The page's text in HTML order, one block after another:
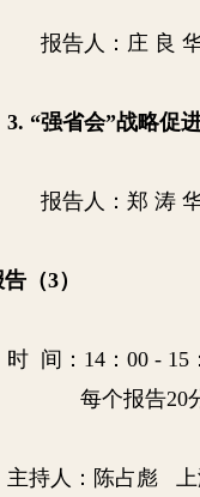
报告人：庄 良
3. “强省会”战略促
报告人：郑 涛
（3）
时 间： 14 ： 00 - 15 ：
每个报告20
主持人：陈占彪 上